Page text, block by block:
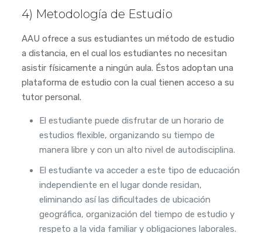
4) Metodología de Estudio
AAU ofrece a sus estudiantes un método de estudio
a distancia, en el cual los estudiantes no necesitan
asistir físicamente a ningún aula. Éstos adoptan una
plataforma de estudio con la cual tienen acceso a su
tutor personal.
El estudiante puede disfrutar de un horario de
estudios flexible, organizando su tiempo de
manera libre y con un alto nivel de autodisciplina.
El estudiante va acceder a este tipo de educación
independiente en el lugar donde residan,
eliminando así las dificultades de ubicación
geográfica, organización del tiempo de estudio y
respeto a la vida familiar y obligaciones laborales.